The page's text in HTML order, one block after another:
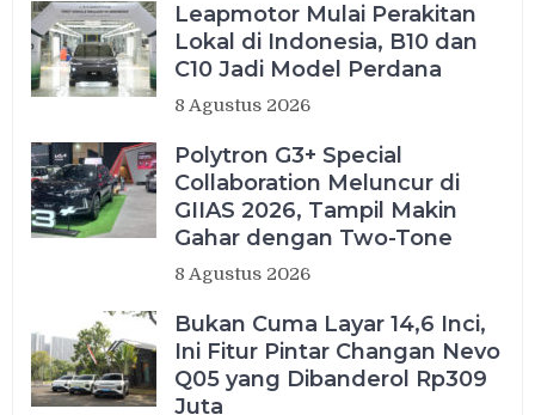
Leapmotor Mulai Perakitan
Lokal di Indonesia, B10 dan
C10 Jadi Model Perdana
8 Agustus 2026
Polytron G3+ Special
Collaboration Meluncur di
GIIAS 2026, Tampil Makin
Gahar dengan Two-Tone
8 Agustus 2026
Bukan Cuma Layar 14,6 Inci,
Ini Fitur Pintar Changan Nevo
Q05 yang Dibanderol Rp309
Juta